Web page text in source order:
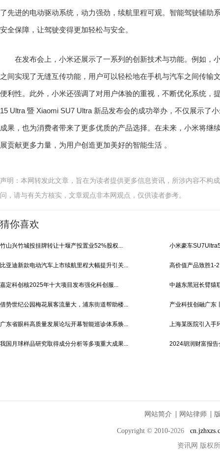
了先进的电动驱动系统，动力强劲，续航里程可观。智能驾驶辅助
安全保障，让驾驶变得更加轻松与安全。
在发布会上，小米还展示了一系列的创新技术与功能。例如，
之间实现了无缝互传功能，用户可以轻松地在手机与汽车之间传输
便利性。此外，小米还强调了对用户体验的重视，不断优化系统，
15 Ultra 暨 Xiaomi SU7 Ultra 新品发布会的成功举办，不仅展示了
成果，也为消费者带来了更多优质的产品选择。在未来，小米将继
展贡献更多力量，为用户创造更加美好的智能生活 。
声明：本网转发此文章，旨在为读者提供更多信息资讯，所涉内容不构
问，请与有关方核实，文章观点非本网观点，仅供读者参考。
猜你喜欢
竹山兴竹城投挂牌转让十堰产投置业52%股权... 小米豪车
比亚迪新款电动汽车上市续航里程大幅提升引关... 高价值产品致胜1-
嘉定科创核2025年十大项目发布强化科创服... 中越东黑冠长臂猿
借势世纪公园梅花展客流量大，浦东街道帮助楼... 产业科技创融广东
广东省眼科高质量发展论坛开幕智能巡诊体系焕... 上海某医院引入手
我国月球样品研究取得成分分析等多项重大成果... 2024胡润财富报
网站简介 网站律师
Copyright © 2010-2026
资讯网 版权